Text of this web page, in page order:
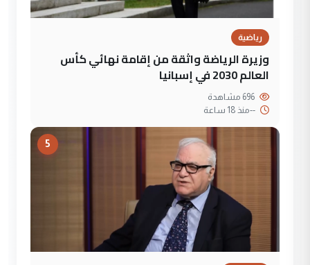
رياضية
وزيرة الرياضة واثقة من إقامة نهائي كأس
العالم 2030 في إسبانيا
--منذ 18 ساعة
5